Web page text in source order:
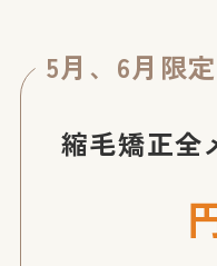
5月、6月限
縮毛矯正全